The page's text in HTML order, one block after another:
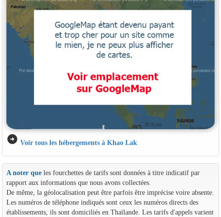
arrow_circle_right Voir tous les hébergements à Khao Lak
A noter queles fourchettes de tarifs sont données à titre indicatif par
rapport aux informations que nous avons collectées.
De même, la géolocalisation peut être parfois être imprécise voire absente.
Les numéros de téléphone indiqués sont ceux les numéros directs des
établissements, ils sont domiciliés en Thaïlande. Les tarifs d'appels varient